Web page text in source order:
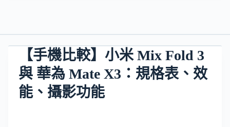
【手機比較】小米 Mix Fold 3
與 華為 Mate X3：規格表、效
能、攝影功能